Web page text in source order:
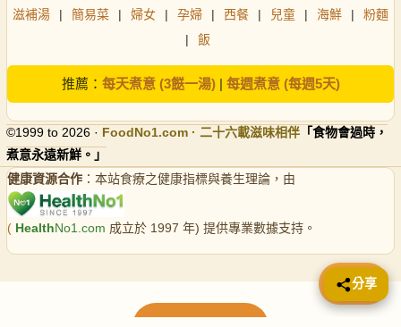
滋補湯 | 簡易菜 | 婦女 | 孕婦 | 西餐 | 兒童 | 海鮮 |
粉麵
|
飯
推薦： 每天煮意 (3餸一湯)| 每週煮意 (每週5天)
©1999 to 2026 · FoodNo1.com · 二十六載滋味相伴 「食物會過時，
煮意永遠新鮮。」
健康資源合作 ：本站食療之健康指標與養生理論，由
( HealthNo1.com 成立於 1997 年) 提供專業數據支持。
📤 分享
分享